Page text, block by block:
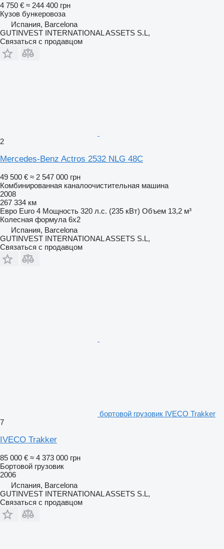
4 750 € ≈ 244 400 грн
Кузов бункеровоза
Испания, Barcelona
GUTINVEST INTERNATIONAL ASSETS S.L,
Связаться с продавцом
2
Mercedes-Benz Actros 2532 NLG 48C
49 500 € ≈ 2 547 000 грн
Комбинированная каналоочистительная машина
2008
267 334 км
Евро Euro 4 Мощность 320 л.с. (235 кВт) Объем 13,2 м³
Колесная формула 6x2
Испания, Barcelona
GUTINVEST INTERNATIONAL ASSETS S.L,
Связаться с продавцом
бортовой грузовик IVECO Trakker
7
IVECO Trakker
85 000 € ≈ 4 373 000 грн
Бортовой грузовик
2006
Испания, Barcelona
GUTINVEST INTERNATIONAL ASSETS S.L,
Связаться с продавцом